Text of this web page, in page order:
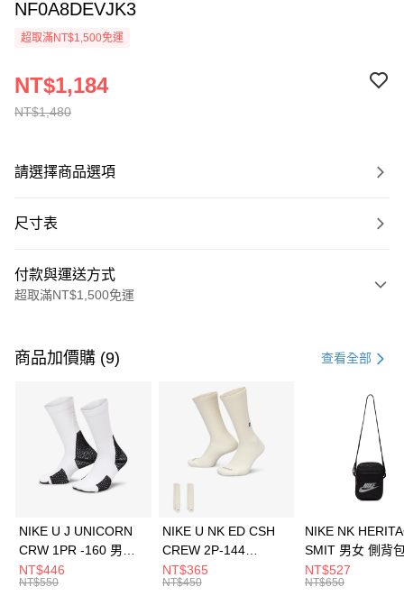
NF0A8DEVJK3
超取滿NT$1,500免運
NT$1,480
NT$1,184
請選擇商品選項
尺寸表
付款與運送方式
超取滿NT$1,500免運
信用卡一次付款
3 期 0 利率 每期 21家銀行
合作金庫商業銀行
第一商業銀行
華南商業銀行
彰化商業銀行
上海商業儲蓄銀行
元大商業銀行
Apple Pay
全盈+PAY
AFTEE先享後付
商品加價購 (9) 查看全部
NIKE U J UNICORN
CRW 1PR -160 男女
中統襪 FZ3393100
NT$446
NT$550
NIKE U NK ED CSH
CREW 2P-144
EMBRDY 男女 短統襪
FZ3073133
NT$365
NT$450
NIKE NK
SMIT 男女 側背
BA5871010
NT$527
NT$650